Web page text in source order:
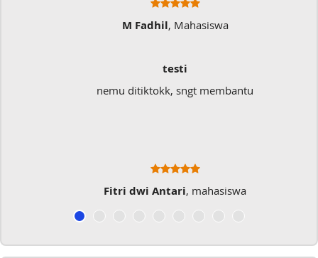
M Fadhil, Mahasiswa
testi
nemu ditiktokk, sngt membantu
Fitri dwi Antari, mahasiswa